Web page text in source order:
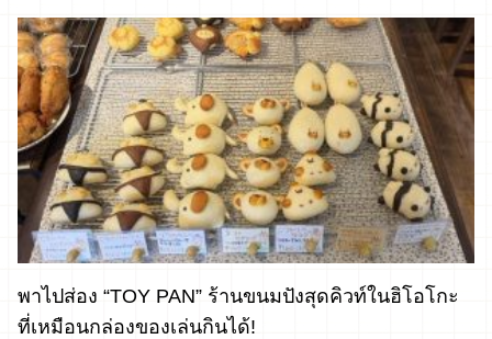
พาไปส่อง “TOY PAN” ร้านขนมปังสุดคิวท์ในฮิโอโกะ
ที่เหมือนกล่องของเล่นกินได้!